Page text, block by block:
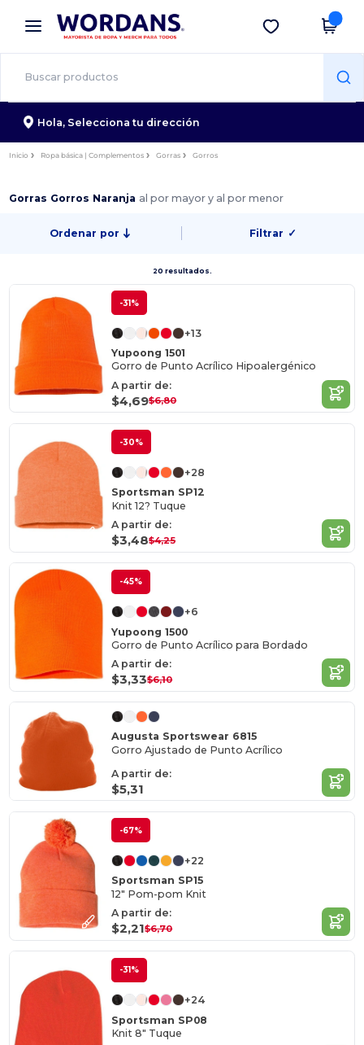
× App de Wordans
¡Mejores precios en app!
Descargar app
Hola, Selecciona tu dirección
Inicio Ropa básica | Complementos Gorras Gorros
Gorras Gorros Naranja al por mayor y al por menor
Ordenar por Filtrar ✓
20 resultados.
-31%
+13
Yupoong 1501
Gorro de Punto Acrílico Hipoalergénico
A partir de:
$4,69$6,80
-30%
+28
Sportsman SP12
Knit 12? Tuque
A partir de:
$3,48$4,25
-45%
+6
Yupoong 1500
Gorro de Punto Acrílico para Bordado
A partir de:
$3,33$6,10
Augusta Sportswear 6815
Gorro Ajustado de Punto Acrílico
A partir de:
$5,31
-67%
+22
Sportsman SP15
12" Pom-pom Knit
A partir de:
$2,21$6,70
-31%
+24
Sportsman SP08
Knit 8" Tuque